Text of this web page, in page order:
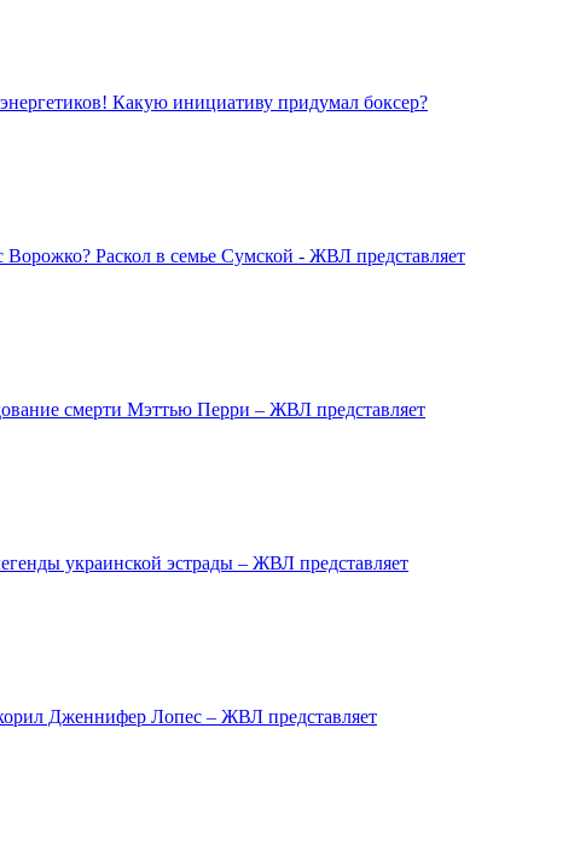
Какую инициативу придумал боксер?
Ворожко? Раскол в семье Сумской - ЖВЛ представляет
смерти Мэттью Перри – ЖВЛ представляет
украинской эстрады – ЖВЛ представляет
Дженнифер Лопес – ЖВЛ представляет